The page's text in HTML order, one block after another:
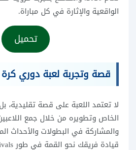
الواقعية والإثارة في كل مباراة.
تحميل
قصة وتجربة لعبة دوري
لا تعتمد اللعبة على قصة تقليدية،
الخاص وتطويره من خلال جمع
والمشاركة في البطولات والأحداث